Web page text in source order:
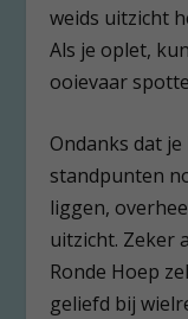
weids uitzicht
Als je oplet,
ooievaar
Ondanks dat
standpunten
liggen,
uitzicht. Zeker
Ronde Hoep
geliefd bij